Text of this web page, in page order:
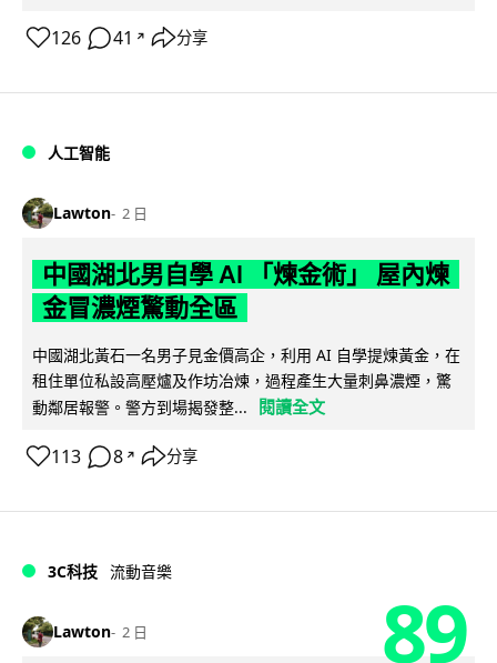
126 41 ↗ 分享
人工智能
Lawton 2 日
中國湖北男自學 AI 「煉金術」 屋內煉
金冒濃煙驚動全區
中國湖北黃石一名男子見金價高企，利用 AI 自學提煉黃金，在
租住單位私設高壓爐及作坊冶煉，過程產生大量刺鼻濃煙，驚
動鄰居報警。警方到場揭發整...
閱讀全文
113 8 ↗ 分享
3C科技 流動音樂
Lawton 2 日 89